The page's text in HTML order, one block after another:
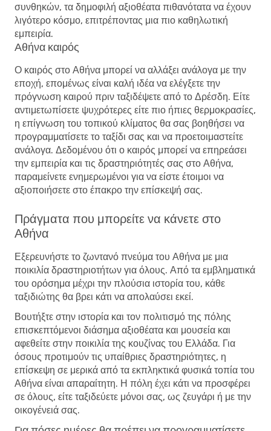
συνθηκών, τα δημοφιλή αξιοθέατα πιθανότατα να έχουν
λιγότερο κόσμο, επιτρέποντας μια πιο καθηλωτική
εμπειρία.
Αθήνα καιρός
Ο καιρός στο Αθήνα μπορεί να αλλάξει ανάλογα με την
εποχή, επομένως είναι καλή ιδέα να ελέγξετε την
πρόγνωση καιρού πριν ταξιδέψετε από το Δρέσδη. Είτε
αντιμετωπίσετε ψυχρότερες είτε πιο ήπιες θερμοκρασίες,
η επίγνωση του τοπικού κλίματος θα σας βοηθήσει να
προγραμματίσετε το ταξίδι σας και να προετοιμαστείτε
ανάλογα. Δεδομένου ότι ο καιρός μπορεί να επηρεάσει
την εμπειρία και τις δραστηριότητές σας στο Αθήνα,
παραμείνετε ενημερωμένοι για να είστε έτοιμοι να
αξιοποιήσετε στο έπακρο την επίσκεψή σας.
Πράγματα που μπορείτε να κάνετε στο
Αθήνα
Εξερευνήστε το ζωντανό πνεύμα του Αθήνα με μια
ποικιλία δραστηριοτήτων για όλους. Από τα εμβληματικά
του ορόσημα μέχρι την πλούσια ιστορία του, κάθε
ταξιδιώτης θα βρει κάτι να απολαύσει εκεί.
Βουτήξτε στην ιστορία και τον πολιτισμό της πόλης
επισκεπτόμενοι διάσημα αξιοθέατα και μουσεία και
αφεθείτε στην ποικιλία της κουζίνας του Ελλάδα. Για
όσους προτιμούν τις υπαίθριες δραστηριότητες, η
επίσκεψη σε μερικά από τα εκπληκτικά φυσικά τοπία του
Αθήνα είναι απαραίτητη. Η πόλη έχει κάτι να προσφέρει
σε όλους, είτε ταξιδεύετε μόνοι σας, ως ζευγάρι ή με την
οικογένειά σας.